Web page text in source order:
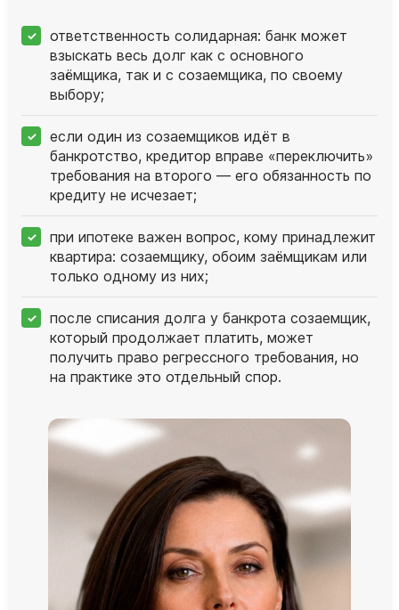
ответственность солидарная: банк может
взыскать весь долг как с основного
заёмщика, так и с созаемщика, по своему
выбору;
если один из созаемщиков идёт в
банкротство, кредитор вправе «переключить»
требования на второго — его обязанность по
кредиту не исчезает;
при ипотеке важен вопрос, кому принадлежит
квартира: созаемщику, обоим заёмщикам или
только одному из них;
после списания долга у банкрота созаемщик,
который продолжает платить, может
получить право регрессного требования, но
на практике это отдельный спор.